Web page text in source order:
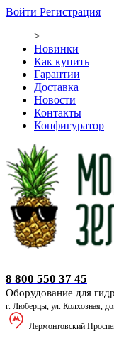
Войти Регистрация
>
Новинки
Как купить
Гарантии
Доставка
Новости
Контакты
Конфигуратор
8 800 550 37 45
Оборудование для
г. Люберцы, ул. Колхозная,
Лермонтовский